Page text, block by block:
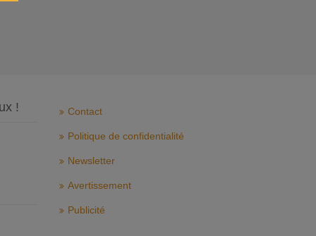
! Contact
Politique de confidentialité
Newsletter
Avertissement
Publicité